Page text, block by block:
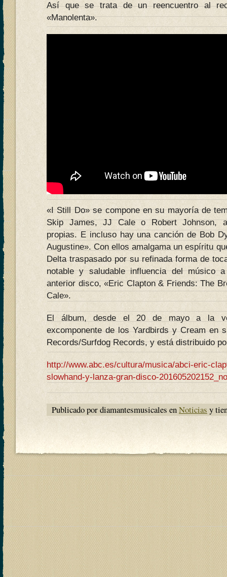
Así que se trata de un reencuentro al
«Manolenta».
«I Still Do» se compone en su mayoría de
Skip James, JJ Cale o Robert Johnson,
propias. E incluso hay una canción de Bob
Augustine». Con ellos amalgama un espíritu
Delta traspasado por su refinada forma de
notable y saludable influencia del músico
anterior disco, «Eric Clapton & Friends: The
Cale».
El álbum, desde el 20 de mayo a la
excomponente de los Yardbirds y Cream en
Records/Surfdog Records, y está distribuido
http://www.abc.es/cultura/musica/abci-eric-
slowhand-y-lanza-gran-disco-
Publicado por diamantesmusicales enNoticias y